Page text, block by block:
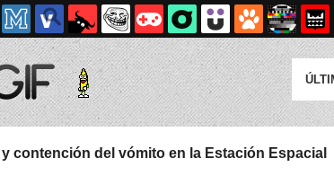
contención del vómito en la Estación Espacial